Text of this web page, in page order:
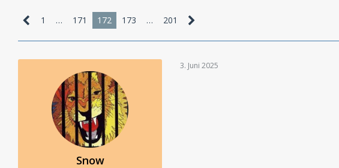
1 … 171 172 173 … 201
Snow
3. Juni 2025